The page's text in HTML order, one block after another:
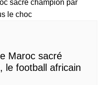
Maroc sacré
le football africain